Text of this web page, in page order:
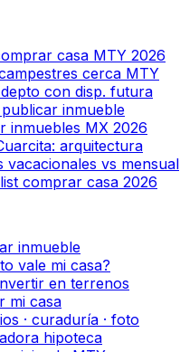
casa MTY 2026
cerca MTY
con disp. futura
inmueble
inmuebles MX 2026
arquitectura
vacacionales vs mensual
comprar casa 2026
inmueble
vale mi casa?
en terrenos
mi casa
· curaduría · foto
hipoteca